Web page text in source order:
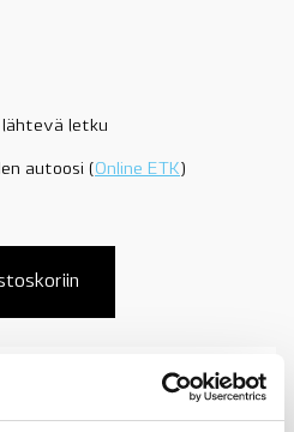
letku
autoosi ( Online ETK )